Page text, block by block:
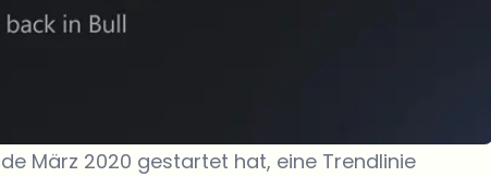
März 2020 gestartet hat, eine Trendlinie